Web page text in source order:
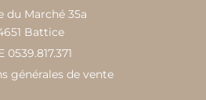
du Marché 35a
Battice
0539.817.371
générales de vente